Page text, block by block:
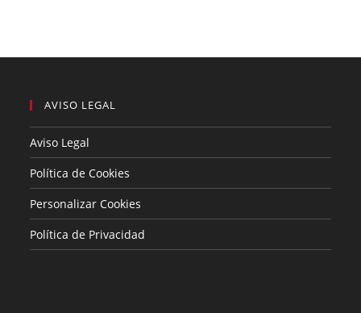
AVISO LEGAL
Aviso Legal
Política de Cookies
Personalizar Cookies
Política de Privacidad